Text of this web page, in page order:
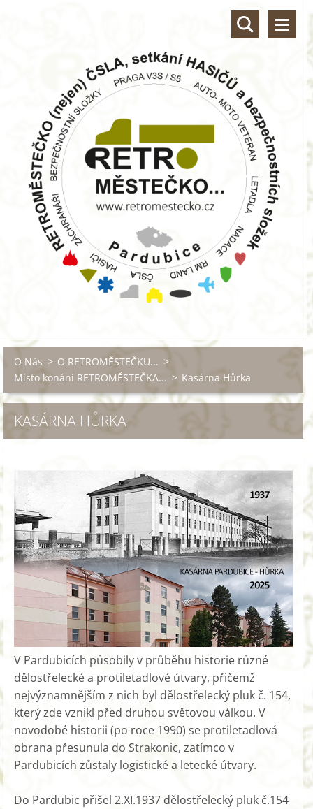
O Nás > O RETROMĚSTEČKU... >
Místo konání RETROMĚSTEČKA... > Kasárna Hůrka
KASÁRNA HŮRKA
V Pardubicích působily v průběhu historie různé
dělostřelecké a protiletadlové útvary, přičemž
nejvýznamnějším z nich byl dělostřelecký pluk č. 154,
který zde vznikl před druhou světovou válkou. V
novodobé historii (po roce 1990) se protiletadlová
obrana přesunula do Strakonic, zatímco v
Pardubicích zůstaly logistické a letecké útvary.
Do Pardubic přišel 2.XI.1937 dělostřelecký pluk č.154